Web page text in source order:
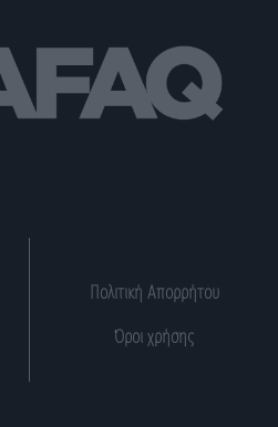
Πολιτική Απορρήτου
Όροι χρήσης